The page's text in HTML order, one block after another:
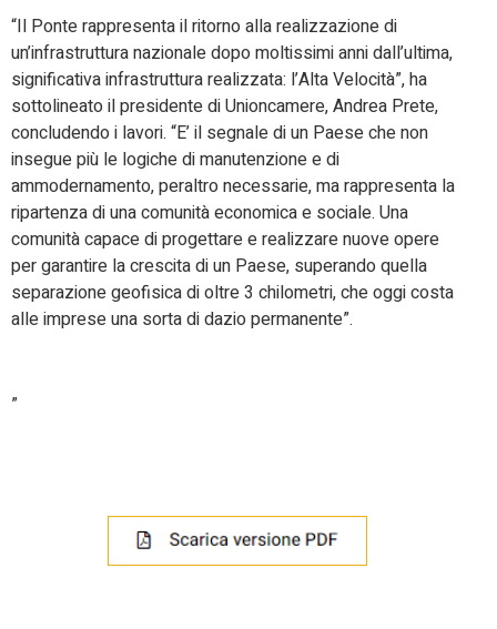
“Il Ponte rappresenta il ritorno alla realizzazione di
un’infrastruttura nazionale dopo moltissimi anni dall’ultima,
significativa infrastruttura realizzata: l’Alta Velocità”, ha
sottolineato il presidente di Unioncamere, Andrea Prete,
concludendo i lavori. “E’ il segnale di un Paese che non
insegue più le logiche di manutenzione e di
ammodernamento, peraltro necessarie, ma rappresenta la
ripartenza di una comunità economica e sociale. Una
comunità capace di progettare e realizzare nuove opere
per garantire la crescita di un Paese, superando quella
separazione geofisica di oltre 3 chilometri, che oggi costa
alle imprese una sorta di dazio permanente”.
”